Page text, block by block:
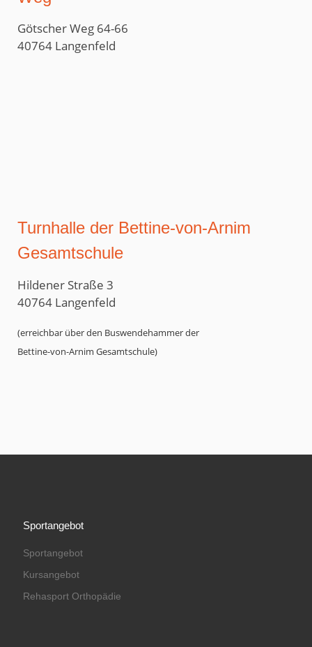
Götscher Weg 64-66
40764 Langenfeld
Turnhalle der Bettine-von-Arnim
Gesamtschule
Hildener Straße 3
40764 Langenfeld
(erreichbar über den Buswendehammer der
Bettine-von-Arnim Gesamtschule)
Sportangebot
Sportangebot
Kursangebot
Rehasport Orthopädie